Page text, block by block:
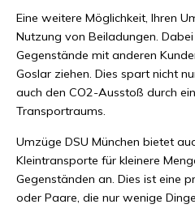
Eine weitere Möglichkeit, Ihren
Nutzung von Beiladungen.
Gegenstände mit anderen
Goslar ziehen. Dies spart nicht
auch den CO2-Ausstoß durch
Transportraums.
Umzüge DSU München bietet
Kleintransporte für kleinere
Gegenständen an. Dies ist eine
oder Paare, die nur wenige